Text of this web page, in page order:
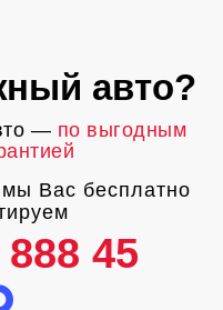
авто?
— по выгодным
Вас бесплатно
45